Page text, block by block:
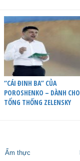
“CÁI ĐINH BA” CỦA
POROSHENKO – DÀNH CHO
TỔNG THỐNG ZELENSKY
Ẩm thực